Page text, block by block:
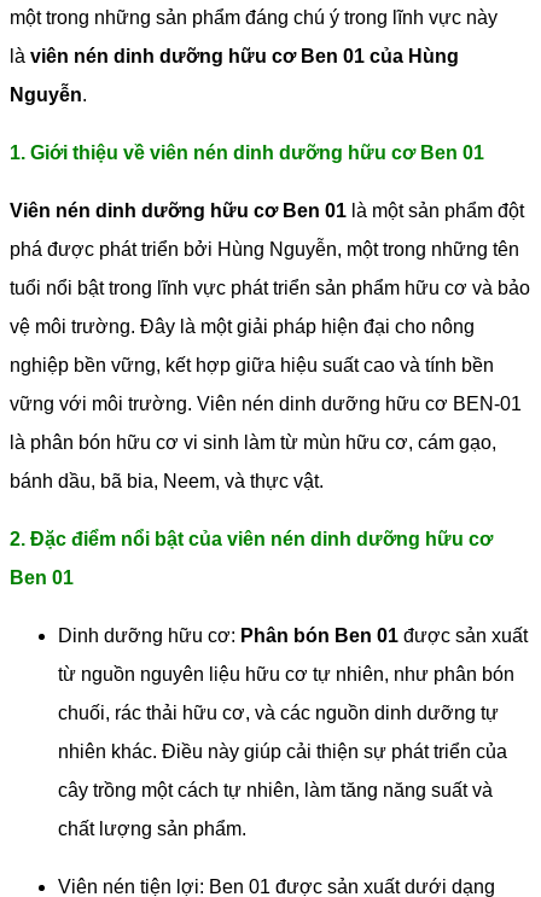
một trong những sản phẩm đáng chú ý trong lĩnh vực này
là viên nén dinh dưỡng hữu cơ Ben 01 của Hùng
Nguyễn.
1. Giới thiệu về viên nén dinh dưỡng hữu cơ Ben 01
Viên nén dinh dưỡng hữu cơ Ben 01 là một sản phẩm đột
phá được phát triển bởi Hùng Nguyễn, một trong những tên
tuổi nổi bật trong lĩnh vực phát triển sản phẩm hữu cơ và bảo
vệ môi trường. Đây là một giải pháp hiện đại cho nông
nghiệp bền vững, kết hợp giữa hiệu suất cao và tính bền
vững với môi trường. Viên nén dinh dưỡng hữu cơ BEN-01
là phân bón hữu cơ vi sinh làm từ mùn hữu cơ, cám gạo,
bánh dầu, bã bia, Neem, và thực vật.
2. Đặc điểm nổi bật của viên nén dinh dưỡng hữu cơ
Ben 01
Dinh dưỡng hữu cơ: Phân bón Ben 01 được sản xuất
từ nguồn nguyên liệu hữu cơ tự nhiên, như phân bón
chuối, rác thải hữu cơ, và các nguồn dinh dưỡng tự
nhiên khác. Điều này giúp cải thiện sự phát triển của
cây trồng một cách tự nhiên, làm tăng năng suất và
chất lượng sản phẩm.
Viên nén tiện lợi: Ben 01 được sản xuất dưới dạng